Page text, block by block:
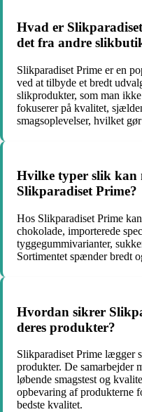
Hvad er
det fra andre
Slikparadiset Prime er en
ved at tilbyde et bredt
slikprodukter, som man
fokuserer på kvalitet,
smagsoplevelser, hvilket
Hvilke typer slik kan
Slikparadiset Prime?
Hos Slikparadiset Prime
chokolade, importerede
tyggegummivarianter,
Sortimentet spænder bredt
Hvordan sikrer
deres produkter?
Slikparadiset Prime lægger
produkter. De samarbejder
løbende smagstest og
opbevaring af produkterne
bedste kvalitet.